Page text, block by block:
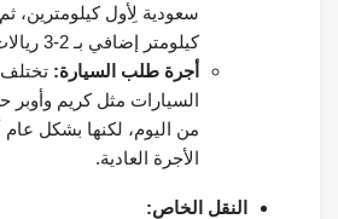
سعودية لِأول كيلومترين،
كيلومتر إضافي بـ 2-3 ريالات سعودية.
أجرة طلب السيارة:
السيارات مثل كريم
من اليوم، لكنها بشكل
الأجرة العادية.
النقل الخاص: